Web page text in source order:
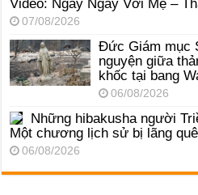
Video: Ngày Ngày Với Mẹ –
07/08/2026
Đức Giám mục
nguyện giữa
khốc tại bang
06/08/2026
Những hibakusha người
Một chương lịch sử bị lãng
06/08/2026